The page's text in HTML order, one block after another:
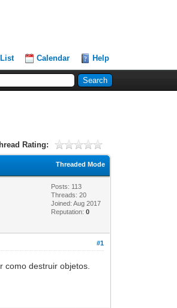
Calendar Help
Rating:
Threaded Mode
Posts: 113
Threads: 20
Joined: Aug 2017
Reputation:0
#1
como destruir objetos.